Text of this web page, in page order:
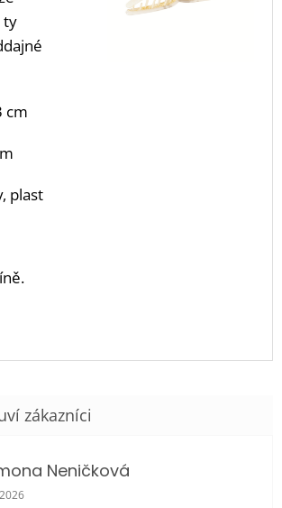
ty
cm
plast
Neničková
obchodu je 5 z 5 hvězdiček.